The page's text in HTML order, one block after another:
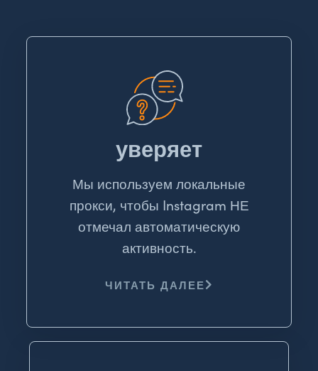
уверяет
Мы используем локальные
прокси, чтобы Instagram НЕ
отмечал автоматическую
активность.
ЧИТАТЬ ДАЛЕЕ